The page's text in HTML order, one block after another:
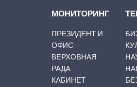
МОНИТОРИНГ
ПРЕЗИДЕНТ И
ОФИС
ВЕРХОВНАЯ
РАДА
КАБИНЕТ